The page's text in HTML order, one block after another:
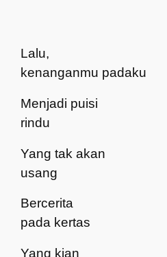
Lalu,
kenanganmu padaku
Menjadi puisi
rindu
Yang tak akan
usang
Bercerita
pada kertas
Yang kian